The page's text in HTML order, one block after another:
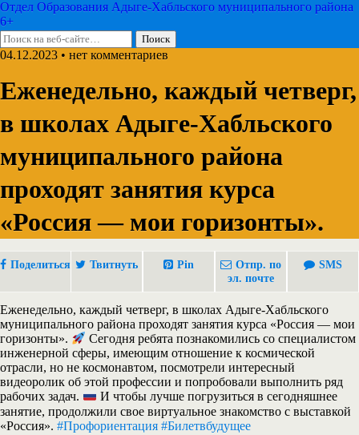
Отдел Образования Адыге-Хабльского муниципального района
6+
04.12.2023 • нет комментариев
Еженедельно, каждый четверг,
в школах Адыге-Хабльского
муниципального района
проходят занятия курса
«Россия — мои горизонты».
Поделиться Твитнуть Pin
Отпр. по
эл. почте
SMS
Еженедельно, каждый четверг, в школах Адыге-Хабльского
муниципального района проходят занятия курса «Россия — мои
горизонты».
Сегодня ребята познакомились со специалистом
инженерной сферы, имеющим отношение к космической
отрасли, но не космонавтом, посмотрели интересный
видеоролик об этой профессии и попробовали выполнить ряд
рабочих задач.
И чтобы лучше погрузиться в сегодняшнее
занятие, продолжили свое виртуальное знакомство с выставкой
«Россия». #Профориентация #Билетвбудущее